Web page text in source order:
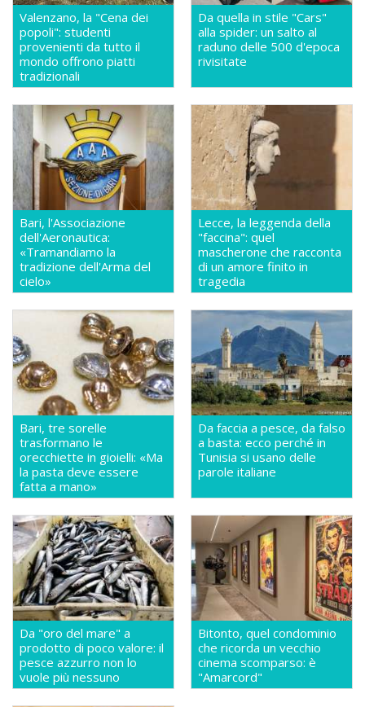
Valenzano, la "Cena dei
popoli": studenti
provenienti da tutto il
mondo offrono piatti
tradizionali
Da quella in stile "Cars"
alla spider: un salto al
raduno delle 500 d'epoca
rivisitate
Bari, l'Associazione
dell'Aeronautica:
«Tramandiamo la
tradizione dell'Arma del
cielo»
Lecce, la leggenda della
"faccina": quel
mascherone che racconta
di un amore finito in
tragedia
Bari, tre sorelle
trasformano le
orecchiette in gioielli: «Ma
la pasta deve essere
fatta a mano»
Da faccia a pesce, da falso
a basta: ecco perché in
Tunisia si usano delle
parole italiane
Da "oro del mare" a
prodotto di poco valore: il
pesce azzurro non lo
vuole più nessuno
Bitonto, quel condominio
che ricorda un vecchio
cinema scomparso: è
"Amarcord"